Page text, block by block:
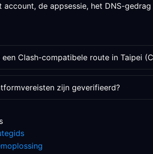
account, de appsessie, het DNS-
Clash-compatibele route in Taipei
zijn geverifieerd?